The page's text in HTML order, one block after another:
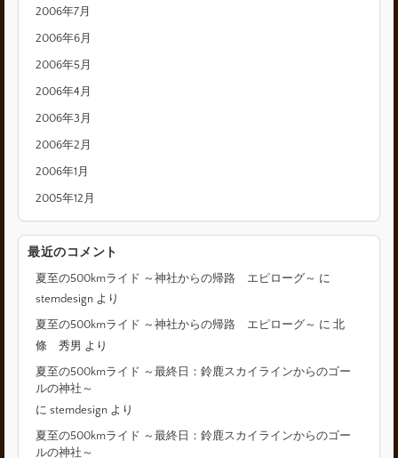
2006年7月
2006年6月
2006年5月
2006年4月
2006年3月
2006年2月
2006年1月
2005年12月
最近のコメント
夏至の500kmライド ～神社からの帰路 エピローグ～ に
stemdesign より
夏至の500kmライド ～神社からの帰路 エピローグ～ に北
條 秀男 より
夏至の500kmライド ～最終日：鈴鹿スカイラインからのゴー
ルの神社～
にstemdesign より
夏至の500kmライド ～最終日：鈴鹿スカイラインからのゴー
ルの神社～